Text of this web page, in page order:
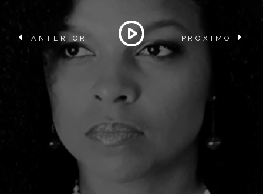
ANTERIOR PRÓXIMO